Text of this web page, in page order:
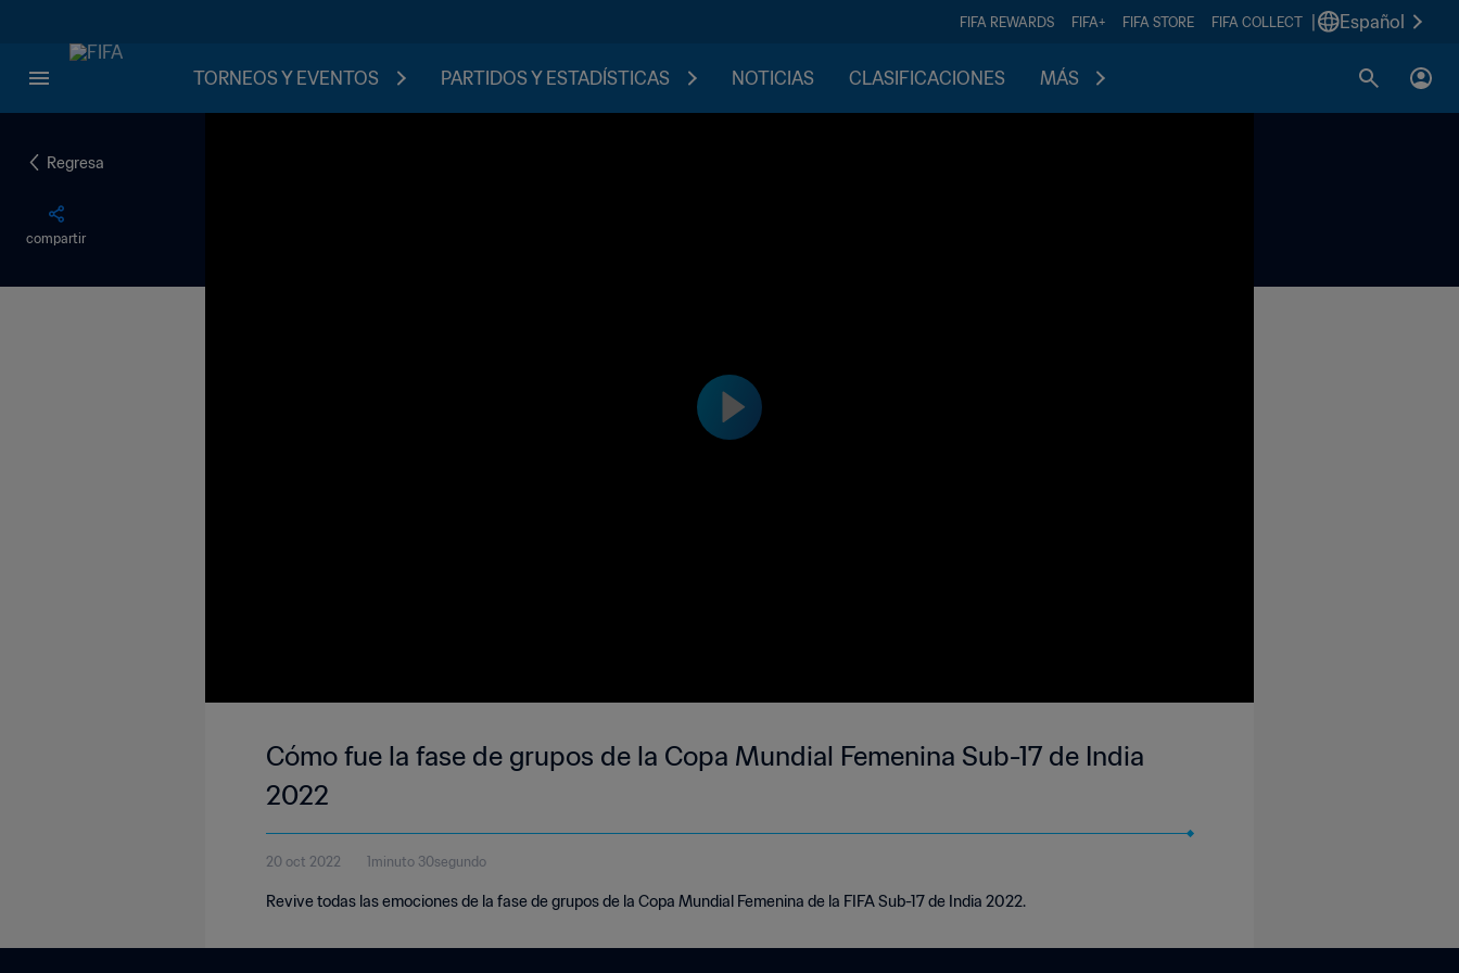
FIFA REWARDS FIFA+ FIFA STORE FIFA COLLECT Español
TORNEOS Y EVENTOS PARTIDOS Y ESTADÍSTICAS NOTICIAS CLASIFICACIONES MÁS
Regresa
compartir
Cómo fue la fase de grupos de la Copa Mundial Femenina Sub-17 de India
2022
20 oct 2022 1minuto 30segundo
Revive todas las emociones de la fase de grupos de la Copa Mundial Femenina de la FIFA Sub-17 de India 2022.